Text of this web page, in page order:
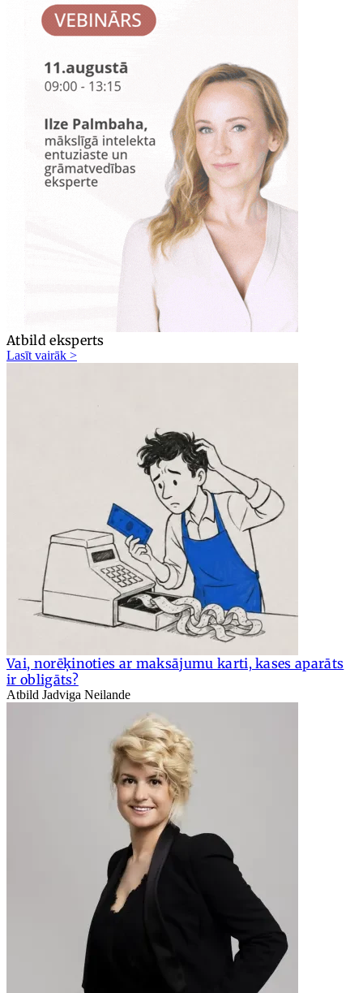
Atbild eksperts
Lasīt vairāk >
Vai, norēķinoties ar maksājumu karti, kases aparāts
ir obligāts?
Atbild Jadviga Neilande